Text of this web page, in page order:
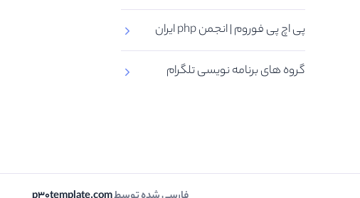
پی اچ پی فوروم | انجمن php ایران
گروه های برنامه نویسی تلگرام